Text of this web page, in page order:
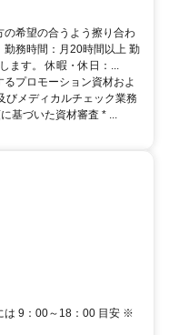
希望の合うよう擦り合わ
務時間：月20時間以上 勤
す。 休暇・休日：...
プロモーション資材およ
びメディカルチェック業務
基づいた資材審査 * ...
は 9：00～18：00 目安 ※